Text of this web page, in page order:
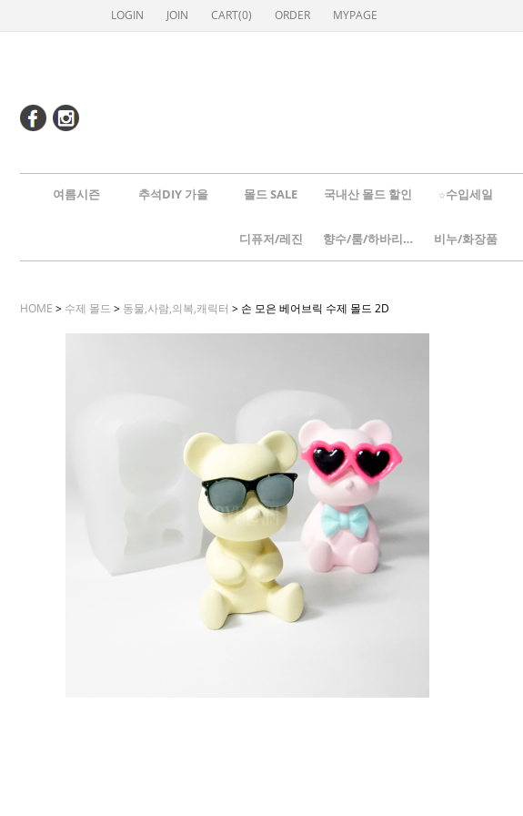
LOGIN JOIN CART(0) ORDER MYPAGE
여름시즌 추석DIY 가을 몰드 SALE 국내산 몰드 할인 ☆수입세일
디퓨저/레진 향수/룸/하바리움 비누/화장품
HOME > 수제 몰드 > 동물,사람,의복,캐릭터 > 손 모은 베어브릭 수제 몰드 2D